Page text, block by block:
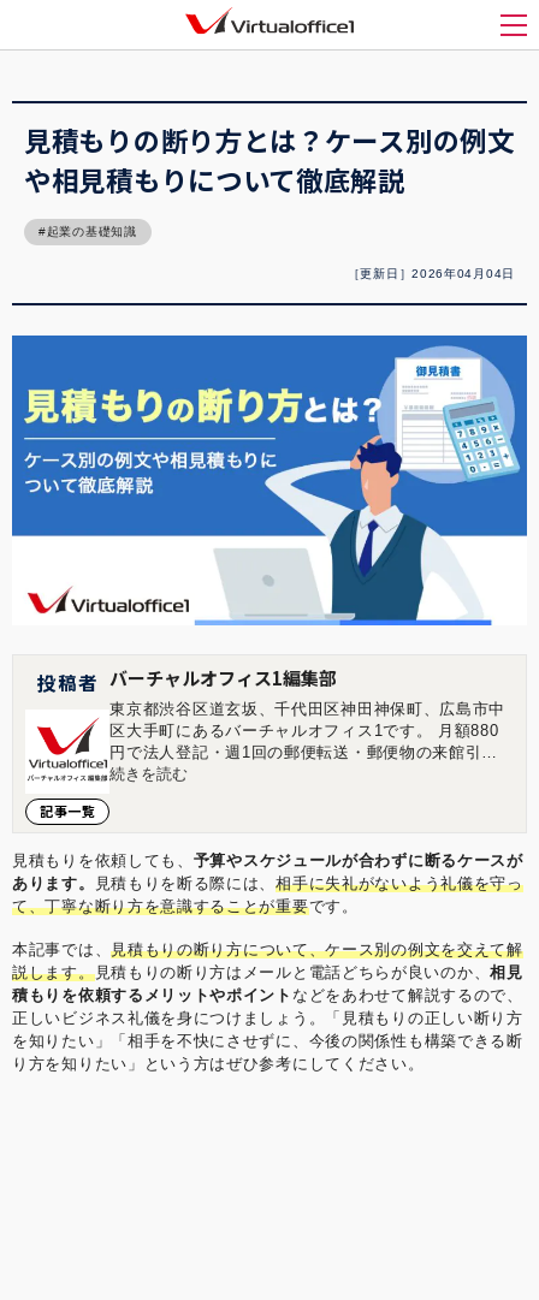
メ
バーチャルオフィス1(Virtualoffice1)
見積もりの断り方とは？ケース別の例
文や相見積もりについて徹底解説
見積もりの断り方とは？ケース別の例文
や相見積もりについて徹底解説
起業の基礎知識
［更新日］2026年04月04日
投稿者
記事一覧
バーチャルオフィス1編集部
東京都渋谷区道玄坂、千代田区神田神保町、広島市中
区大手町にあるバーチャルオフィス1です。 月額880
円で法人登記・週1回の郵便転送・郵便物の来館引取
ができる起業家やフリーランスのためのバーチャルオ
ビル8B バーチャルオフィス1神保町店 東京都千代田
区神田神保町2-10-31 IWビル1F バーチャルオフィス1
広島店 広島県広島市中区大手町1-1-20 相生橋ビル7階
続きを読む
見積もりを依頼しても、 予算やスケジュールが合わずに断るケースが
あります。
見積もりを断る際には、相手に失礼がないよう礼儀を守っ
て、丁寧な断り方を意識することが重要です。
本記事では、見積もりの断り方について、ケース別の例文を交えて解
説します。見積もりの断り方はメールと電話どちらが良いのか、相見
積もりを依頼するメリットやポイント などをあわせて解説するので、
正しいビジネス礼儀を身につけましょう。「見積もりの正しい断り方
を知りたい」「相手を不快にさせずに、今後の関係性も構築できる断
り方を知りたい」という方はぜひ参考にしてください。